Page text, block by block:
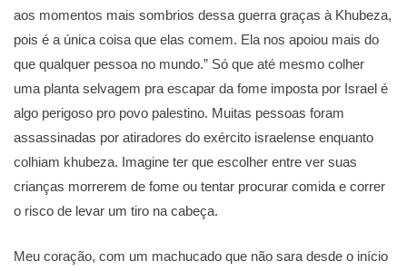
aos momentos mais sombrios dessa guerra graças à Khubeza,
pois é a única coisa que elas comem. Ela nos apoiou mais do
que qualquer pessoa no mundo.” Só que até mesmo colher
uma planta selvagem pra escapar da fome imposta por Israel é
algo perigoso pro povo palestino. Muitas pessoas foram
assassinadas por atiradores do exército israelense enquanto
colhiam khubeza. Imagine ter que escolher entre ver suas
crianças morrerem de fome ou tentar procurar comida e correr
o risco de levar um tiro na cabeça.
Meu coração, com um machucado que não sara desde o início